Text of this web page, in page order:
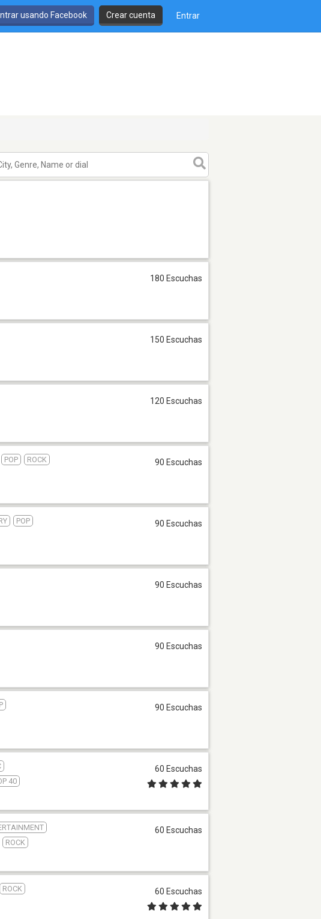
usando Facebook Crear cuenta Entrar
180 Escuchas
150 Escuchas
120 Escuchas
POP ROCK 90 Escuchas
POP
90 Escuchas
90 Escuchas
90 Escuchas
90 Escuchas
40
60 Escuchas
ROCK
60 Escuchas
ROCK 60 Escuchas